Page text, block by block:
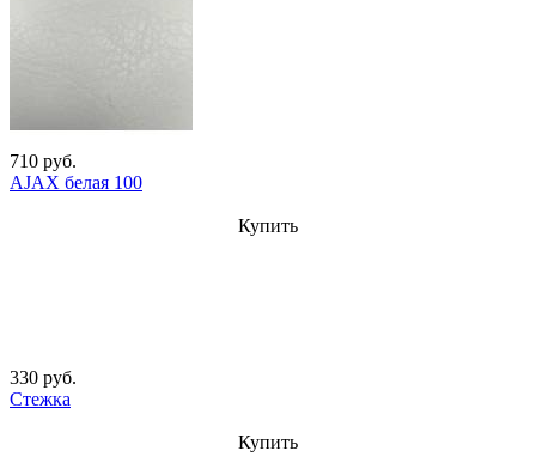
710 руб.
AJAX белая 100
Купить
330 руб.
Стежка
Купить